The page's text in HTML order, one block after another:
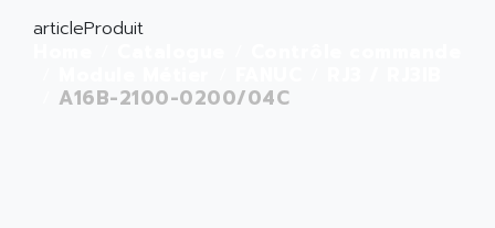
articleProduit
A16B-2100-0200/04C